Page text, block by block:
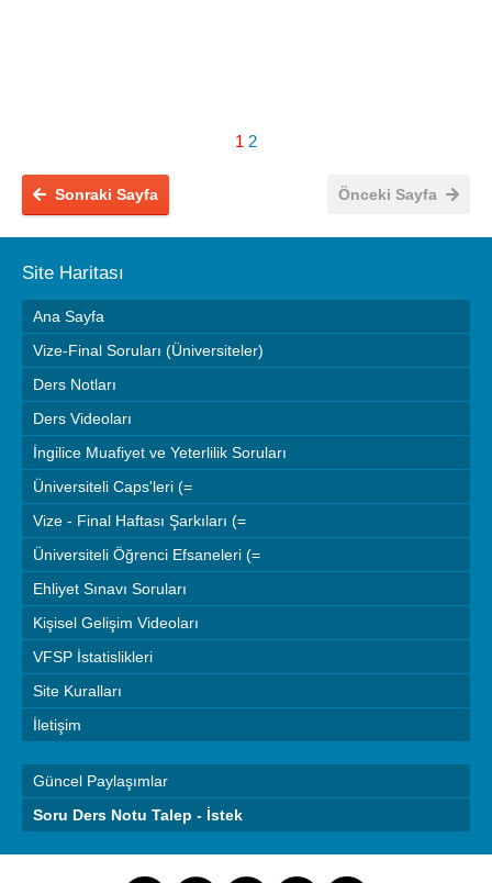
1 2
Önceki Sayfa
Sonraki Sayfa
Site Haritası
Ana Sayfa
Vize-Final Soruları (Üniversiteler)
Ders Notları
Ders Videoları
İngilice Muafiyet ve Yeterlilik Soruları
Üniversiteli Caps'leri (=
Vize - Final Haftası Şarkıları (=
Üniversiteli Öğrenci Efsaneleri (=
Ehliyet Sınavı Soruları
Kişisel Gelişim Videoları
VFSP İstatislikleri
Site Kuralları
İletişim
Güncel Paylaşımlar
Soru Ders Notu Talep - İstek